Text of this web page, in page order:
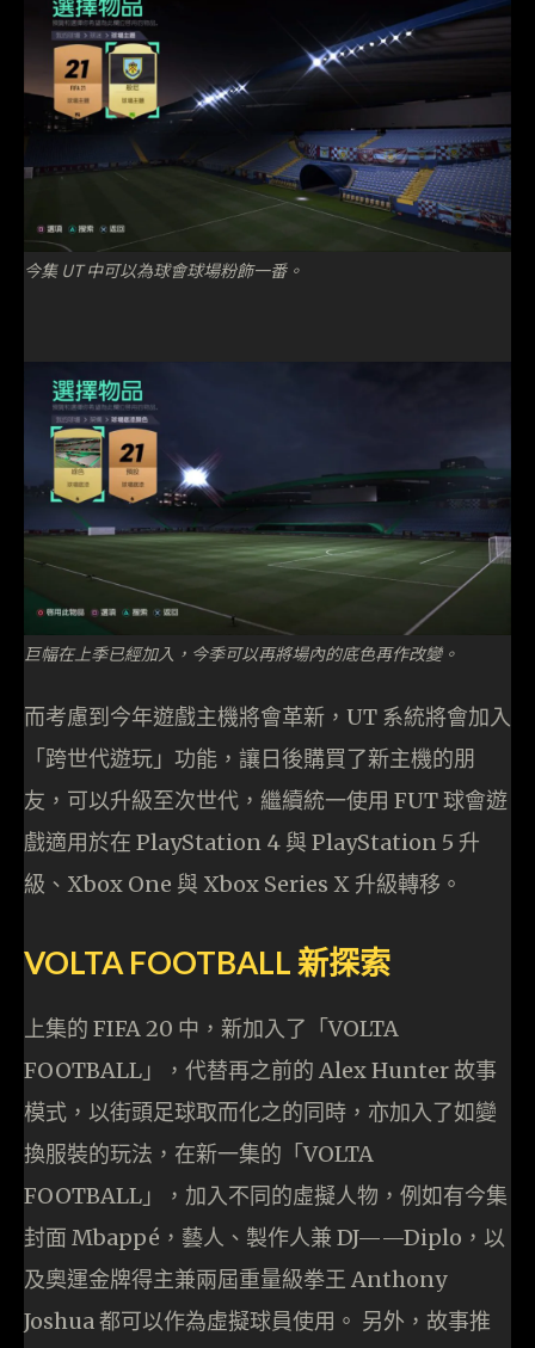
今集 UT 中可以為球會球場粉飾一番。
巨幅在上季已經加入，今季可以再將場內的底色再作改變。
而考慮到今年遊戲主機將會革新，UT 系統將會加入
「跨世代遊玩」功能，讓日後購買了新主機的朋
友，可以升級至次世代，繼續統一使用 FUT 球會遊
戲適用於在 PlayStation 4 與 PlayStation 5 升
級、Xbox One 與 Xbox Series X 升級轉移。
VOLTA FOOTBALL 新探索
上集的 FIFA 20 中，新加入了「VOLTA
FOOTBALL」，代替再之前的 Alex Hunter 故事
模式，以街頭足球取而化之的同時，亦加入了如變
換服裝的玩法，在新一集的「VOLTA
FOOTBALL」，加入不同的虛擬人物，例如有今集
封面 Mbappé，藝人、製作人兼 DJ——Diplo，以
及奧運金牌得主兼兩屆重量級拳王 Anthony
Joshua 都可以作為虛擬球員使用。 另外，故事推